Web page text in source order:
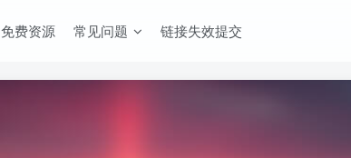
免费资源 常见问题 链接失效提交